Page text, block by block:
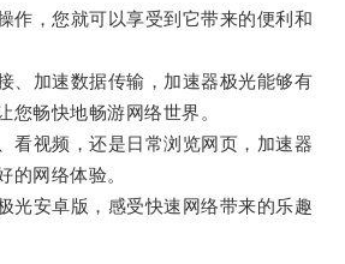
，您就可以享受到它带来的便利和
加速数据传输，加速器极光能够有
您畅快地畅游网络世界。
视频，还是日常浏览网页，加速器
的网络体验。
安卓版，感受快速网络带来的乐趣